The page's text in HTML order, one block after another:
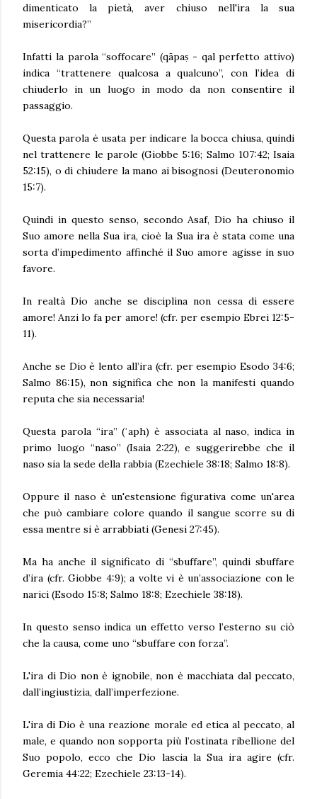
dimenticato la pietà, aver chiuso nell'ira la sua
misericordia?”
Infatti la parola “soffocare” (qāpaṣ - qal perfetto attivo)
indica “trattenere qualcosa a qualcuno”, con l’idea di
chiuderlo in un luogo in modo da non consentire il
passaggio.
Questa parola è usata per indicare la bocca chiusa, quindi
nel trattenere le parole (Giobbe 5:16; Salmo 107:42; Isaia
52:15), o di chiudere la mano ai bisognosi (Deuteronomio
15:7).
Quindi in questo senso, secondo Asaf, Dio ha chiuso il
Suo amore nella Sua ira, cioè la Sua ira è stata come una
sorta d’impedimento affinché il Suo amore agisse in suo
favore.
In realtà Dio anche se disciplina non cessa di essere
amore! Anzi lo fa per amore! (cfr. per esempio Ebrei 12:5-
11).
Anche se Dio è lento all’ira (cfr. per esempio Esodo 34:6;
Salmo 86:15), non significa che non la manifesti quando
reputa che sia necessaria!
Questa parola “ira” (ʾaph) è associata al naso, indica in
primo luogo “naso” (Isaia 2:22), e suggerirebbe che il
naso sia la sede della rabbia (Ezechiele 38:18; Salmo 18:8).
Oppure il naso è un'estensione figurativa come un'area
che può cambiare colore quando il sangue scorre su di
essa mentre si è arrabbiati (Genesi 27:45).
Ma ha anche il significato di “sbuffare”, quindi sbuffare
d’ira (cfr. Giobbe 4:9); a volte vi è un’associazione con le
narici (Esodo 15:8; Salmo 18:8; Ezechiele 38:18).
In questo senso indica un effetto verso l’esterno su ciò
che la causa, come uno “sbuffare con forza”.
L'ira di Dio non è ignobile, non è macchiata dal peccato,
dall’ingiustizia, dall’imperfezione.
L'ira di Dio è una reazione morale ed etica al peccato, al
male, e quando non sopporta più l’ostinata ribellione del
Suo popolo, ecco che Dio lascia la Sua ira agire (cfr.
Geremia 44:22; Ezechiele 23:13-14).